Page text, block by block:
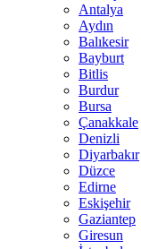
Antalya
Aydın
Balıkesir
Bayburt
Bitlis
Burdur
Bursa
Çanakkale
Denizli
Diyarbakır
Düzce
Edirne
Eskişehir
Gaziantep
Giresun